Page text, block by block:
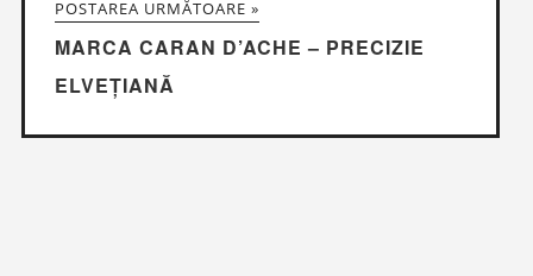
POSTAREA URMĂTOARE »
MARCA CARAN D’ACHE – PRECIZIE
ELVEȚIANĂ